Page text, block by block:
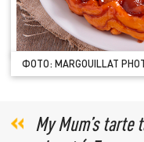
ФОТО: MARGOUILLAT
My Mum’s